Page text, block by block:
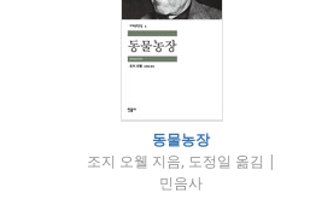
동물농장
조지 오웰 지음, 도정일 옮김 |
민음사